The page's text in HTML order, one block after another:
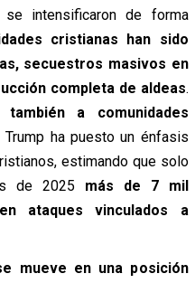
intensificaron de forma
cristianas han sido
secuestros masivos en
completa de aldeas.
a comunidades
Trump ha puesto un énfasis
estimando que solo
de 2025 más de 7 mil
ataques vinculados a
mueve en una posición